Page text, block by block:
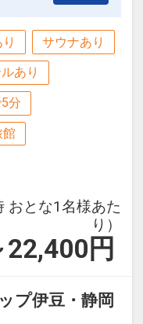
サウナあり
あり
分
館
おとな1名様あた
り）
22,400 円
プ伊豆・静岡